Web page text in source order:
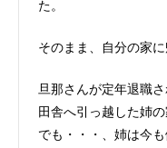
た。
そのまま、自分の家
旦那さんが定年退職
田舎へ引っ越した姉
でも・・・、姉は今